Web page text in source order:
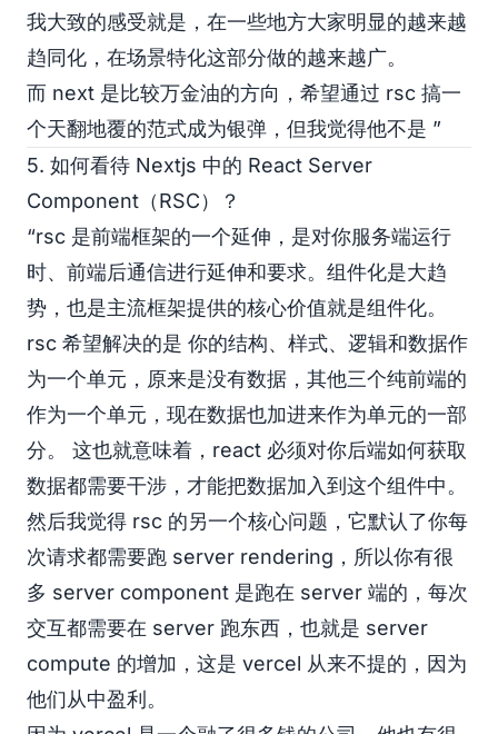
我大致的感受就是，在一些地方大家明显的越来越
趋同化，在场景特化这部分做的越来越广。
而 next 是比较万金油的方向，希望通过 rsc 搞一
个天翻地覆的范式成为银弹，但我觉得他不是 ”
5. 如何看待 Nextjs 中的 React Server
Component（RSC）？
“rsc 是前端框架的一个延伸，是对你服务端运行
时、前端后通信进行延伸和要求。组件化是大趋
势，也是主流框架提供的核心价值就是组件化。
rsc 希望解决的是 你的结构、样式、逻辑和数据作
为一个单元，原来是没有数据，其他三个纯前端的
作为一个单元，现在数据也加进来作为单元的一部
分。 这也就意味着，react 必须对你后端如何获取
数据都需要干涉，才能把数据加入到这个组件中。
然后我觉得 rsc 的另一个核心问题，它默认了你每
次请求都需要跑 server rendering，所以你有很
多 server component 是跑在 server 端的，每次
交互都需要在 server 跑东西，也就是 server
compute 的增加，这是 vercel 从来不提的，因为
他们从中盈利。